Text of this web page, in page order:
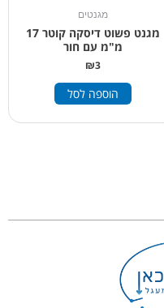
מגנטים
מגנט פשוט דיסקה קוטר 17
מ"מ עם חור
₪3
הוספה לסל